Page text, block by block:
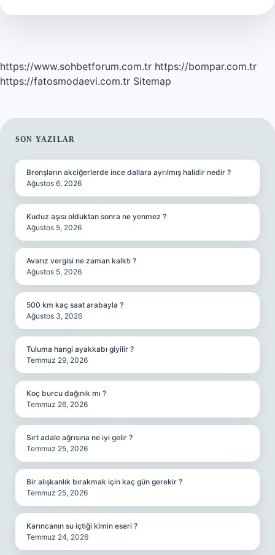
Faktörler
https://www.sohbetforum.com.tr https://bompar.com.tr
https://fatosmodaevi.com.tr Sitemap
SIDEBAR
SON YAZILAR
Bronşların akciğerlerde ince dallara ayrılmış halidir nedir ?
Ağustos 6, 2026
Kuduz aşısı olduktan sonra ne yenmez ?
Ağustos 5, 2026
Avarız vergisi ne zaman kalktı ?
Ağustos 5, 2026
500 km kaç saat arabayla ?
Ağustos 3, 2026
Tuluma hangi ayakkabı giyilir ?
Temmuz 29, 2026
Koç burcu dağınık mı ?
Temmuz 26, 2026
Sırt adale ağrısına ne iyi gelir ?
Temmuz 25, 2026
Bir alışkanlık bırakmak için kaç gün gerekir ?
Temmuz 25, 2026
Karıncanın su içtiği kimin eseri ?
Temmuz 24, 2026